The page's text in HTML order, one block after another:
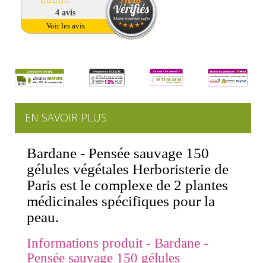
4avis
Voir les avis
EN SAVOIR PLUS
Bardane - Pensée sauvage 150
gélules végétales Herboristerie de
Paris est le complexe de 2 plantes
médicinales spécifiques pour la
peau.
Informations produit - Bardane -
Pensée sauvage 150 gélules